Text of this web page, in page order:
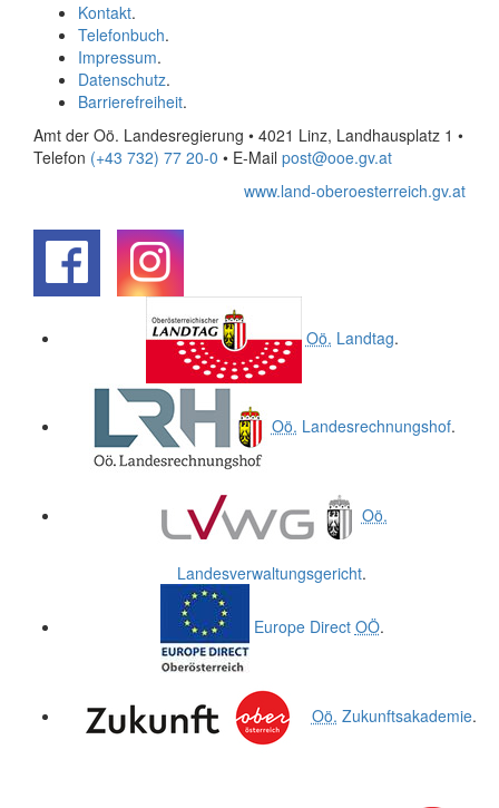
Kontakt.
Telefonbuch.
Impressum.
Datenschutz.
Barrierefreiheit.
Amt der Oö. Landesregierung • 4021 Linz, Landhausplatz 1 •
Telefon (+43 732) 77 20-0 • E-Mail post@ooe.gv.at
www.land-oberoesterreich.gv.at
Oö. Landtag.
Oö. Landesrechnungshof.
Oö.
Landesverwaltungsgericht.
Europe Direct OÖ.
Oö. Zukunftsakademie.